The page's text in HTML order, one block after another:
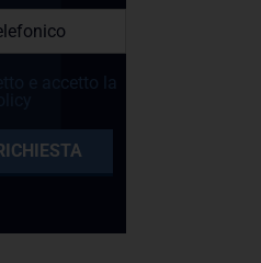
e accetto la